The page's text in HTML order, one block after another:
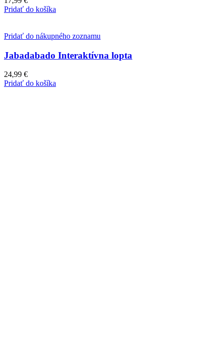
Pridať do košíka
Pridať do nákupného zoznamu
Jabadabado Interaktívna lopta
24,99 €
Pridať do košíka